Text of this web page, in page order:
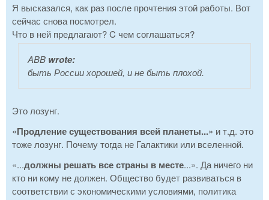
Я высказался, как раз после прочтения этой работы. Вот
сейчас снова посмотрел.
Что в ней предлагают? C чем соглашаться?
ABB wrote:
быть России хорошей, и не быть плохой.
Это лозунг.
«Продление существования всей планеты...» и т.д. это
тоже лозунг. Почему тогда не Галактики или вселенной.
«...должны решать все страны в месте...». Да ничего ни
кто ни кому не должен. Общество будет развиваться в
соответствии с экономическими условиями, политика